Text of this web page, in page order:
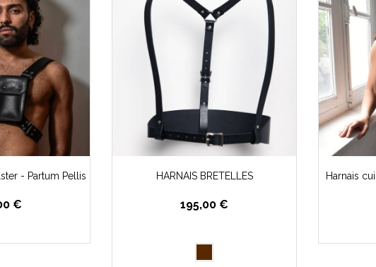
- Partum Pellis
€
HARNAIS BRETELLES
195,00 €
Harnais